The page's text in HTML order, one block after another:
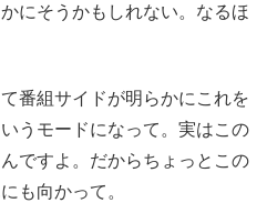
にそうかもしれない。なるほ
番組サイドが明らかにこれを
うモードになって。実はこの
ですよ。だからちょっとこの
も向かって。